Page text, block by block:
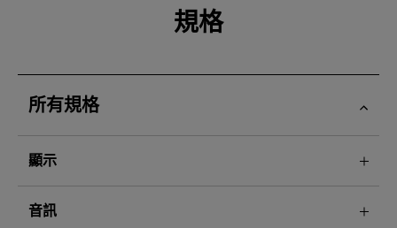
規格
所有規格
顯示
音訊